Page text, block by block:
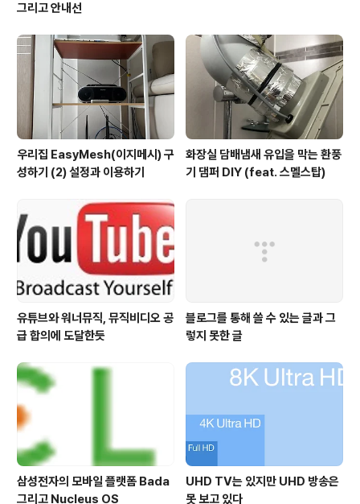
그리고 안내선
우리집 EasyMesh(이지메시) 구
성하기 (2) 설정과 이용하기
화장실 담배냄새 유입을 막는 환풍
기 댐퍼 DIY (feat. 스멜스탑)
유튜브와 워너뮤직, 뮤직비디오 공
급 합의에 도달한듯
블로그를 통해 쓸 수 있는 글과 그
렇지 못한 글
삼성전자의 모바일 플랫폼 Bada
그리고 Nucleus OS
UHD TV는 있지만 UHD 방송은
못 보고 있다